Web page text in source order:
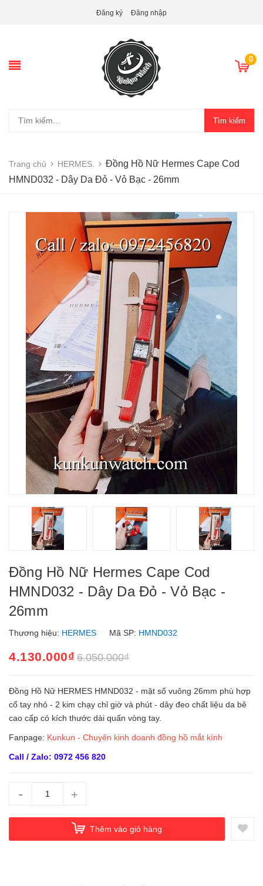
Đăng ký Đăng nhập
0
Tìm kiếm
Trang chủ HERMES.
Đồng Hồ Nữ Hermes Cape Cod
HMND032 - Dây Da Đỏ - Vỏ Bạc - 26mm
Đồng Hồ Nữ Hermes Cape Cod
HMND032 - Dây Da Đỏ - Vỏ Bạc -
26mm
Thương hiệu: HERMES Mã SP: HMND032
4.130.000₫ 6.050.000₫
Đồng Hồ Nữ HERMES HMND032 - mặt số vuông 26mm phù hợp
cổ tay nhỏ - 2 kim chạy chỉ giờ và phút - dây đeo chất liệu da bê
cao cấp có kích thước dài quấn vòng tay.
Fanpage: Kunkun - Chuyên kinh doanh đồng hồ mắt kính
Call / Zalo: 0972 456 820
- +
Thêm vào giỏ hàng